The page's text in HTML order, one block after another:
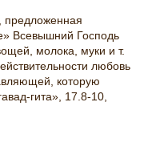
предложенная
Всевышний Господь
молока, муки и т.
любовь
которую
гита», 17.8-10,